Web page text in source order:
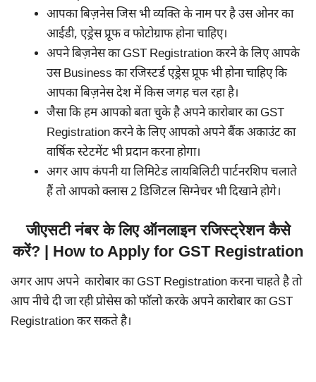
आपका बिज़नेस जिस भी व्यक्ति के नाम पर है उस ओनर का
आईडी, एड्रेस प्रूफ व फोटोग्राफ होना चाहिए।
अपने बिज़नेस का GST Registration करने के लिए आपके
उस Business का रजिस्टर्ड एड्रेस प्रूफ भी होना चाहिए कि
आपका बिज़नेस देश में किस जगह चल रहा है।
जैसा कि हम आपको बता चुके है अपने कारोबार का GST
Registration करने के लिए आपको अपने बैंक अकाउंट का
वार्षिक स्टेटमेंट भी प्रदान करना होगा।
अगर आप कंपनी या लिमिटेड लायबिलिटी पार्टनरशिप चलाते
हैं तो आपको क्लास 2 डिजिटल सिग्नेचर भी दिखाने होगे।
जीएसटी नंबर के लिए ऑनलाइन रजिस्ट्रेशन कैसे
करें? | How to Apply for GST Registration
अगर आप अपने कारोबार का GST Registration करना चाहते है तो
आप नीचे दी जा रही प्रोसेस को फॉलो करके अपने कारोबार का GST
Registration कर सकते है।